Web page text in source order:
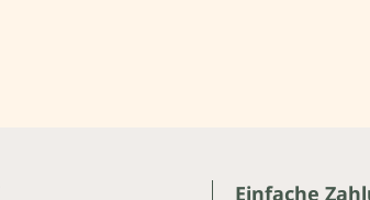
Einfache